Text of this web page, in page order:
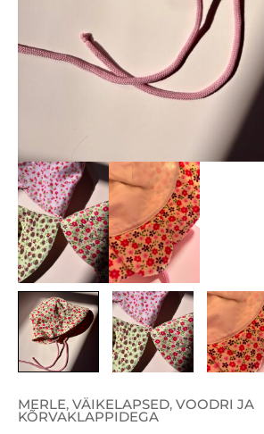
MERLE, VÄIKELAPSED, VOODRI JA
KÕRVAKLAPPIDEGA
tüdrukute